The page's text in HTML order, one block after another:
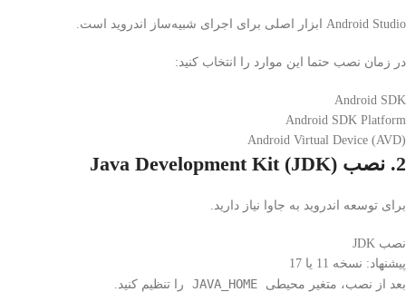
Android Studio ابزار اصلی برای اجرای شبیه‌ساز اندروید است.
در زمان نصب حتما این موارد را انتخاب کنید:
Android SDK
Android SDK Platform
Android Virtual Device (AVD)
2. نصب Java Development Kit (JDK)
برای توسعه اندروید به جاوا نیاز دارید.
نصب JDK
پیشنهاد: نسخه 11 یا 17
بعد از نصب، متغیر محیطی
JAVA_HOME را تنظیم کنید.